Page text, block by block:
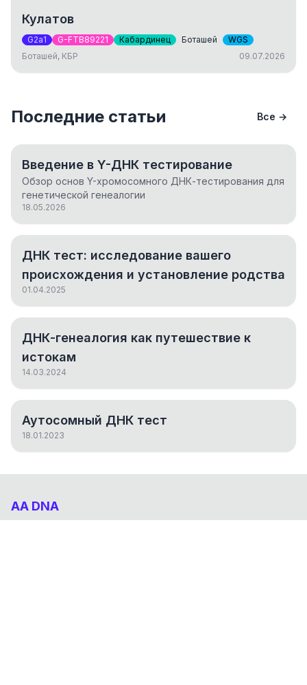
Кулатов
G2a1 G-FTB89221 Кабардинец Боташей
WGS
Боташей, КБР
09.07.2026
Последние статьи Все →
Введение в Y-ДНК тестирование
Обзор основ Y-хромосомного ДНК-тестирования для
генетической генеалогии
18.05.2026
ДНК тест: исследование вашего
происхождения и установление родства
01.04.2025
ДНК-генеалогия как путешествие к
истокам
14.03.2024
Аутосомный ДНК тест
18.01.2023
AA DNA